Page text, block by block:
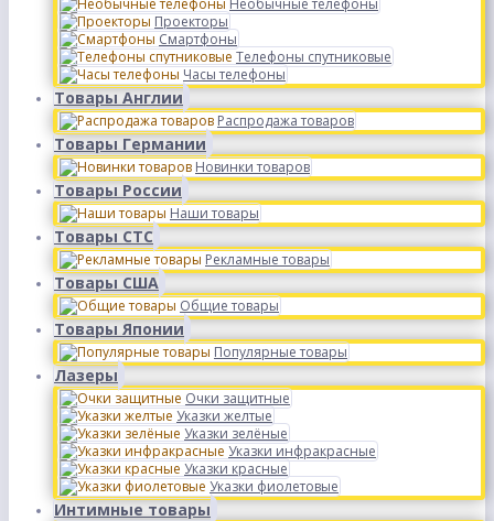
Необычные телефоны
Проекторы
Смартфоны
Телефоны спутниковые
Часы телефоны
Товары Англии
Распродажа товаров
Товары Германии
Новинки товаров
Товары России
Наши товары
Товары СТС
Рекламные товары
Товары США
Общие товары
Товары Японии
Популярные товары
Лазеры
Очки защитные
Указки желтые
Указки зелёные
Указки инфракрасные
Указки красные
Указки фиолетовые
Интимные товары